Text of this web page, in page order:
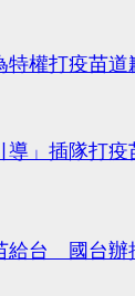
特權打疫苗
導」插隊打
給台 國台辦